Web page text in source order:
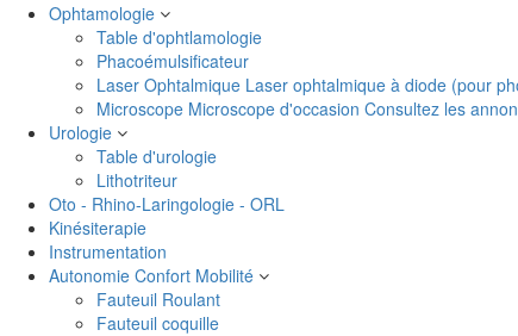
Ophtamologie
Table d'ophtlamologie
Phacoémulsificateur
Laser Ophtalmique Laser ophtalmique à diode (pour
Microscope Microscope d'occasion Consultez les
Urologie
Table d'urologie
Lithotriteur
Oto - Rhino-Laringologie - ORL
Kinésiterapie
Instrumentation
Autonomie Confort Mobilité
Fauteuil Roulant
Fauteuil coquille